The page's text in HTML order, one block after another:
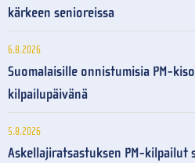
kärkeen senioreissa
6.8.2026
Suomalaisille onnistumisia PM-
kilpailupäivänä
5.8.2026
Askellajiratsastuksen PM-kilpailut